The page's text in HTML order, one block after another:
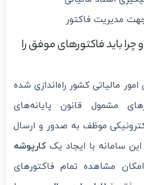
مدیریت فاکتور
باید فاکتورهای موفق را
مالیاتی کشور راه‌اندازی شده
مشمول قانون پایانه‌های
موظف به صدور و ارسال
سامانه با ایجاد یککارپوشه
امکان مشاهده تمام فاکتورهای